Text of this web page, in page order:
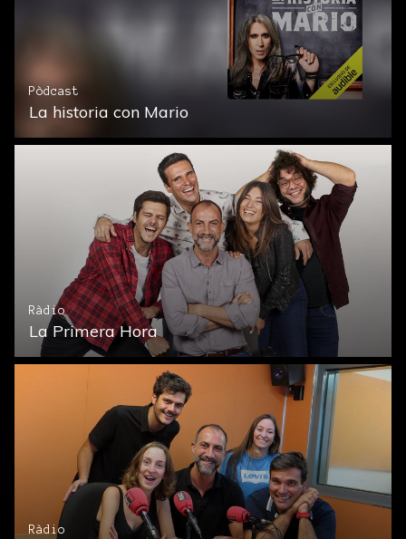
Pòdcast
La historia con Mario
Ràdio
La Primera Hora
Ràdio